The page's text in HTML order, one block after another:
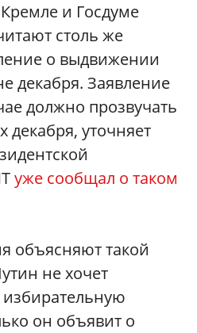
и Госдуме
столь же
о выдвижении
декабря. Заявление
должно прозвучать
декабря, уточняет
уже сообщал о таком
объясняют такой
не хочет
он объявит о